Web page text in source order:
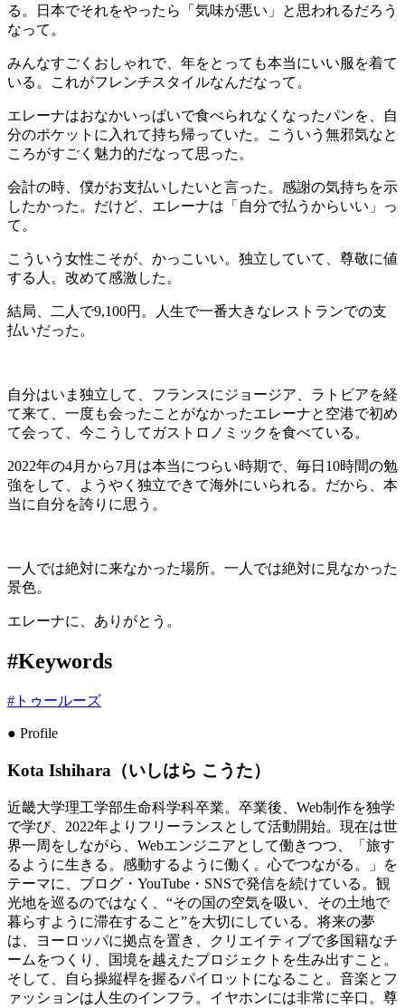
る。日本でそれをやったら「気味が悪い」と思われるだろう
なって。
みんなすごくおしゃれで、年をとっても本当にいい服を着て
いる。これがフレンチスタイルなんだなって。
エレーナはおなかいっぱいで食べられなくなったパンを、自
分のポケットに入れて持ち帰っていた。こういう無邪気なと
ころがすごく魅力的だなって思った。
会計の時、僕がお支払いしたいと言った。感謝の気持ちを示
したかった。だけど、エレーナは「自分で払うからいい」っ
て。
こういう女性こそが、かっこいい。独立していて、尊敬に値
する人。改めて感激した。
結局、二人で9,100円。人生で一番大きなレストランでの支
払いだった。
自分はいま独立して、フランスにジョージア、ラトビアを経
て来て、一度も会ったことがなかったエレーナと空港で初め
て会って、今こうしてガストロノミックを食べている。
2022年の4月から7月は本当につらい時期で、毎日10時間の勉
強をして、ようやく独立できて海外にいられる。だから、本
当に自分を誇りに思う。
一人では絶対に来なかった場所。一人では絶対に見なかった
景色。
エレーナに、ありがとう。
#Keywords
# トゥールーズ
● Profile
Kota Ishihara（いしはら こうた）
近畿大学理工学部生命科学科卒業。卒業後、Web制作を独学
で学び、2022年よりフリーランスとして活動開始。現在は世
界一周をしながら、Webエンジニアとして働きつつ、「旅す
るように生きる。感動するように働く。心でつながる。」を
テーマに、ブログ・YouTube・SNSで発信を続けている。観
光地を巡るのではなく、“その国の空気を吸い、その土地で
暮らすように滞在すること”を大切にしている。将来の夢
は、ヨーロッパに拠点を置き、クリエイティブで多国籍なチ
ームをつくり、国境を越えたプロジェクトを生み出すこと。
そして、自ら操縦桿を握るパイロットになること。音楽とフ
ァッションは人生のインフラ。イヤホンには非常に辛口。尊